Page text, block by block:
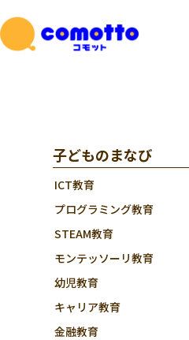
子どものまなび
ICT教育
プログラミング教育
STEAM教育
モンテッソーリ教育
幼児教育
キャリア教育
金融教育